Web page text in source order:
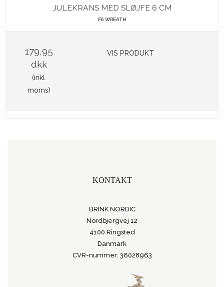
JULEKRANS MED SLØJFE 6 CM
F6 WREATH
179,95
dkk
(inkl.
moms)
VIS PRODUKT
KONTAKT
BRINK NORDIC
Nordbjergvej 12
4100 Ringsted
Danmark
CVR-nummer: 36028963